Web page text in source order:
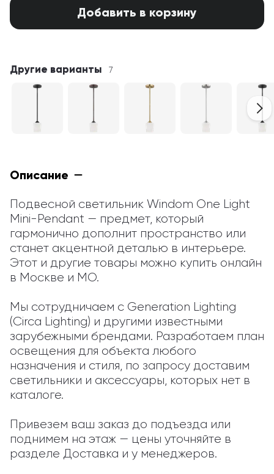
Добавить в корзину
Другие варианты 7
Описание
Подвесной светильник Windom One Light
Mini-Pendant — предмет, который
гармонично дополнит пространство или
станет акцентной деталью в интерьере.
Этот и другие товары можно купить онлайн
в Москве и МО.
Мы сотрудничаем с Generation Lighting
(Circa Lighting) и другими известными
зарубежными брендами. Разработаем план
освещения для объекта любого
назначения и стиля, по запросу доставим
светильники и аксессуары, которых нет в
каталоге.
Привезем ваш заказ до подъезда или
поднимем на этаж — цены уточняйте в
разделе Доставка и у менеджеров.